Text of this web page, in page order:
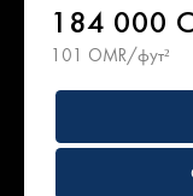
184 000
101 OMR/фут²